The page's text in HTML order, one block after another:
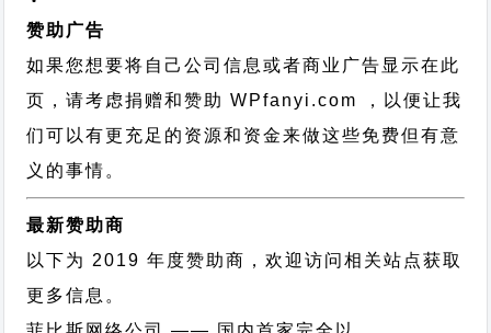
赞助广告
如果您想要将自己公司信息或者商业广告显示在此
页，请考虑捐赠和赞助 WPfanyi.com ，以便让我
们可以有更充足的资源和资金来做这些免费但有意
义的事情。
最新赞助商
以下为 2019 年度赞助商，欢迎访问相关站点获取
更多信息。